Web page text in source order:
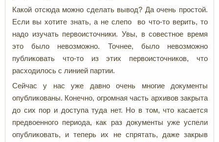
Какой отсюда можно сделать вывод? Да очень простой.
Если вы хотите знать, а не слепо во что-то верить, то
надо изучать первоисточники. Увы, в совестное время
это было невозможно. Точнее, было невозможно
публиковать что-то из этих первоисточников, что
расходилось с линией партии.
Сейчас у нас уже давно очень многие документы
опубликованы. Конечно, огромная часть архивов закрыта
до сих пор и доступа туда нет. Но в том, что касается
предвоенного периода, как раз документы уже успели
опубликовать, и теперь их не спрятать, даже закрыв